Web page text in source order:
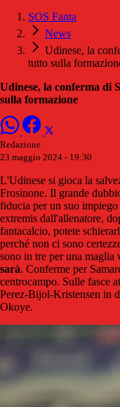
SOS Fanta
News
Udinese, la
tutto sulla
Udinese, la conferma di
sulla formazione
Redazione
23 maggio 2024 - 19:30
L'Udinese si gioca la
Frosinone. Il grande
fiducia per un suo
extremis dall'allenatore,
fantacalcio, potete
perché non ci sono
sono in tre per una maglia
sarà. Conferme per
centrocampo. Sulle fasce
Perez-Bijol-Kristensen in
Okoye.